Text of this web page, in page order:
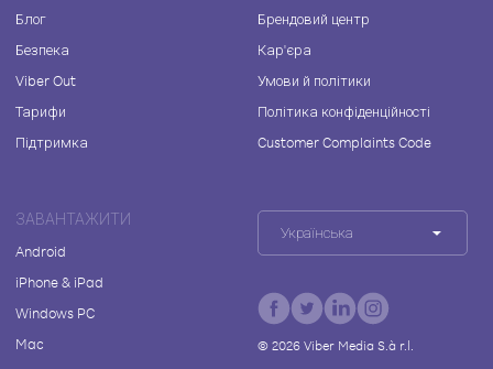
Блог
Безпека
Viber Out
Тарифи
Підтримка
Брендовий центр
Кар'єра
Умови й політики
Політика конфіденційності
Customer Complaints Code
ЗАВАНТАЖИТИ
Android
iPhone & iPad
Windows PC
Mac
Українська
© 2026Viber Media S.à r.l.